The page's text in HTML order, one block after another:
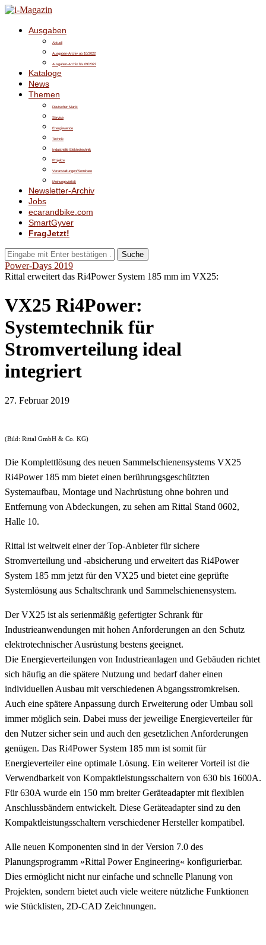
Ausgaben
Aktuell
Ausgaben-Archiv ab 10/2022
Ausgaben-Archiv bis 09/2022
Kataloge
News
Themen
Deutscher Markt
Service
Energiewende
Technik
Industrielle Elektrotechnik
Projekte
Veranstaltungen/Seminare
Meinungsvielfalt
Newsletter-Archiv
Jobs
ecarandbike.com
SmartGyver
FragJetzt!
Suche
Power-Days 2019
Rittal erweitert das Ri4Power System 185 mm im VX25:
VX25 Ri4Power:
Systemtechnik für
Stromverteilung ideal
integriert
27. Februar 2019
(Bild: Rittal GmbH & Co. KG)
Die Komplettlösung des neuen Sammelschienensystems VX25
Ri4Power 185 mm bietet einen berührungsgeschützten
Systemaufbau, Montage und Nachrüstung ohne bohren und
Entfernung von Abdeckungen, zu sehen am Rittal Stand 0602,
Halle 10.
Rittal ist weltweit einer der Top-Anbieter für sichere
Stromverteilung und -absicherung und erweitert das Ri4Power
System 185 mm jetzt für den VX25 und bietet eine geprüfte
Systemlösung aus Schaltschrank und Sammelschienensystem.
Der VX25 ist als serienmäßig gefertigter Schrank für
Industrieanwendungen mit hohen Anforderungen an den Schutz
elektrotechnischer Ausrüstung bestens geeignet.
Die Energieverteilungen von Industrieanlagen und Gebäuden richtet
sich häufig an die spätere Nutzung und bedarf daher einen
individuellen Ausbau mit verschiedenen Abgangsstromkreisen.
Auch eine spätere Anpassung durch Erweiterung oder Umbau soll
immer möglich sein. Dabei muss der jeweilige Energieverteiler für
den Nutzer sicher sein und auch den gesetzlichen Anforderungen
genügen. Das Ri4Power System 185 mm ist somit für
Energieverteiler eine optimale Lösung. Ein weiterer Vorteil ist die
Verwendbarkeit von Kompaktleistungsschaltern von 630 bis 1600A.
Für 630A wurde ein 150 mm breiter Geräteadapter mit flexiblen
Anschlussbändern entwickelt. Diese Geräteadapter sind zu den
Kompaktleistungsschaltern verschiedener Hersteller kompatibel.
Alle neuen Komponenten sind in der Version 7.0 des
Planungsprogramm »Rittal Power Engineering« konfigurierbar.
Dies ermöglicht nicht nur einfache und schnelle Planung von
Projekten, sondern bietet auch viele weitere nützliche Funktionen
wie Stücklisten, 2D-CAD Zeichnungen.